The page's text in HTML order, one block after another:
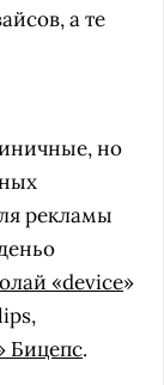
а те
но
рекламы
«device»
Бицепс.